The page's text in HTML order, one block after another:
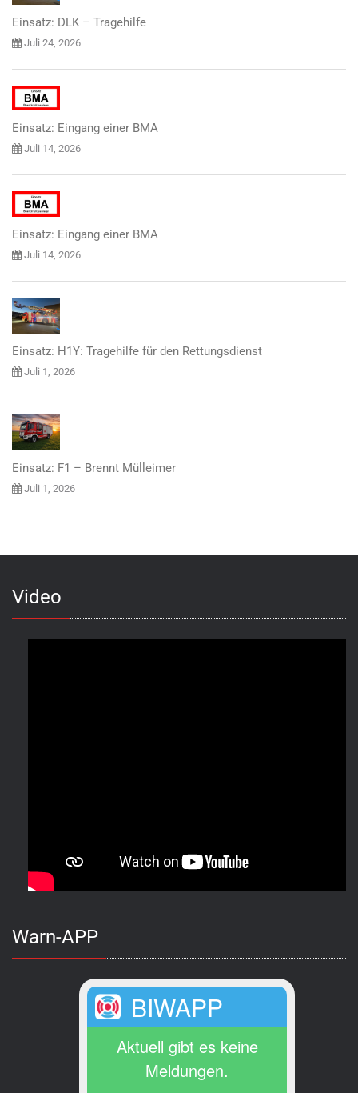
Einsatz: DLK – Tragehilfe
Juli 24, 2026
Einsatz: Eingang einer BMA
Juli 14, 2026
Einsatz: Eingang einer BMA
Juli 14, 2026
Einsatz: H1Y: Tragehilfe für den Rettungsdienst
Juli 1, 2026
Einsatz: F1 – Brennt Mülleimer
Juli 1, 2026
Video
Warn-APP
BIWAPP
Aktuell gibt es keine
Meldungen.